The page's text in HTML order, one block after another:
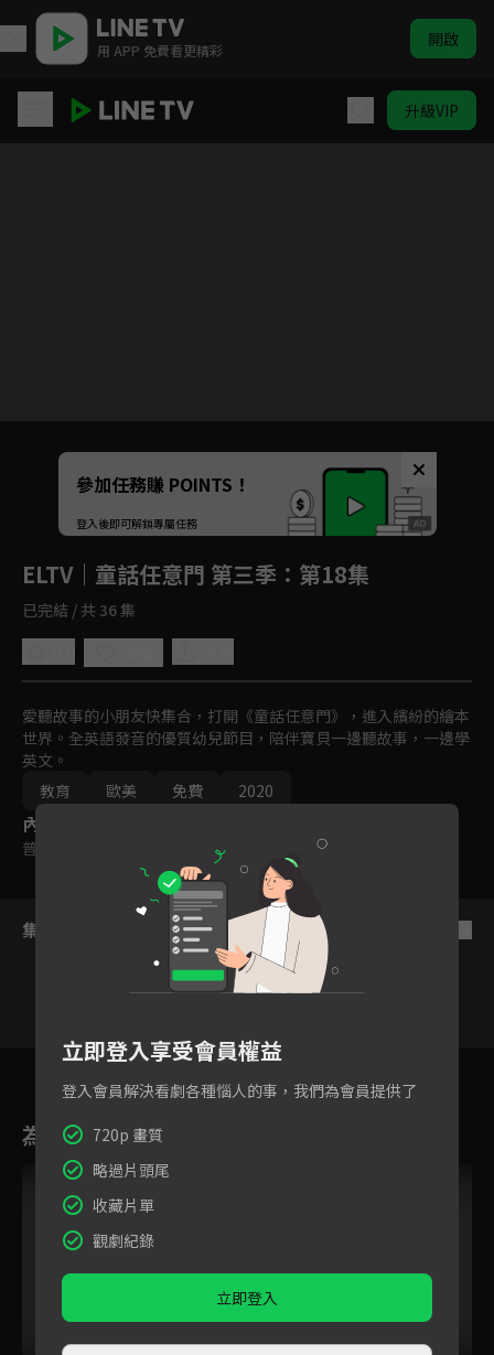
用 APP 免費看更精彩 開啟
升級VIP
Unmute
如有不便請見諒
參加任務賺 POINTS！
登入後即可解鎖專屬任務
ELTV｜童話任意門 第三季 ：第18集
已完結 / 共 36 集
愛聽故事的小朋友快集合，打開《童話任意門》，進入繽紛的繪本
世界。全英語發音的優質幼兒節目，陪伴寶貝一邊聽故事，一邊學
英文。
教育
歐美 免費 2020
內容標籤
普遍級
集數列表
16 17 18
為您推薦
立即登入享受會員權益
登入會員解決看劇各種惱人的事，我們為會員提供了
720p 畫質
略過片頭尾
收藏片單
觀劇紀錄
立即登入